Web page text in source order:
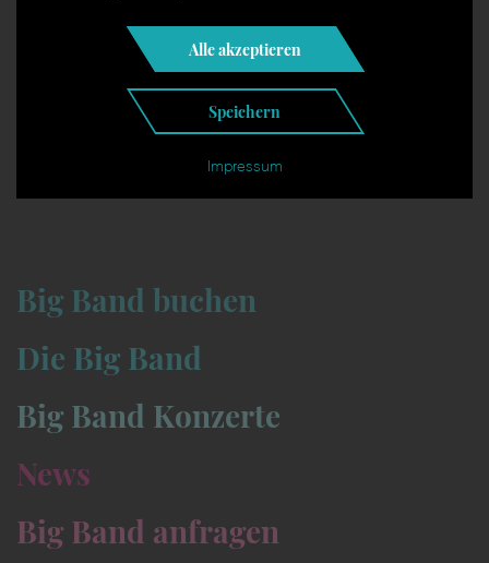
Bildnachweis verwenden Sie bitte stets „Big Band
Mülheim“. Vielen Dank für Ihre Unterstützung!
Big Band buchen
Die Big Band
Big Band Konzerte
News
Big Band anfragen
Alle akzeptieren
Speichern
Impressum